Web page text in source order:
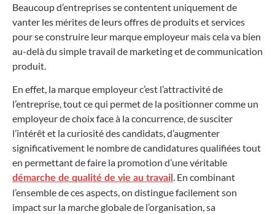
Beaucoup d’entreprises se contentent uniquement de
vanter les mérites de leurs offres de produits et services
pour se construire leur marque employeur mais cela va bien
au-delà du simple travail de marketing et de communication
produit.
En effet, la marque employeur c’est l’attractivité de
l’entreprise, tout ce qui permet de la positionner comme un
employeur de choix face à la concurrence, de susciter
l’intérêt et la curiosité des candidats, d’augmenter
significativement le nombre de candidatures qualifiées tout
en permettant de faire la promotion d’une véritable
démarche de qualité de vie au travail . En combinant
l’ensemble de ces aspects, on distingue facilement son
impact sur la marche globale de l’organisation, sa